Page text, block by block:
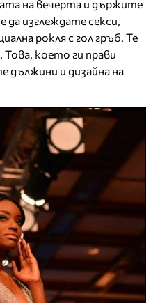
на вечерта и държите
изглеждате секси,
рокля с гол гръб. Те
Това, което ги прави
дължини и дизайна на